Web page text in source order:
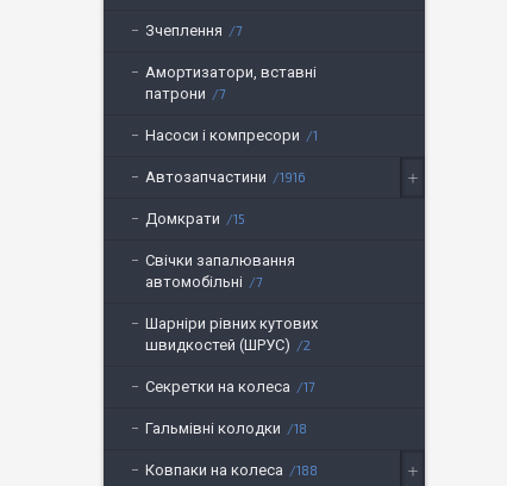
Зчеплення 7
Амортизатори, вставні
патрони
7
Насоси і компресори 1
Автозапчастини 1916
Домкрати 15
Свічки запалювання
автомобільні
7
Шарніри рівних кутових
швидкостей (ШРУС)
2
Секретки на колеса 17
Гальмівні колодки 18
Ковпаки на колеса 188